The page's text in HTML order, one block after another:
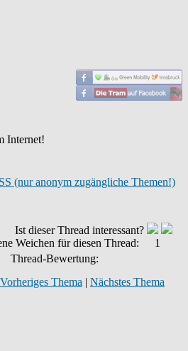
Internet!
(nur anonym zugängliche Themen!)
Ist dieser Thread interessant?
Weichen für diesen Thread:
1
Thread-Bewertung:
Vorheriges Thema | Nächstes Thema